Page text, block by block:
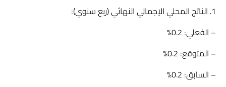
1. الناتج المحلي الإجمالي النهائي (ربع سنوي):
– الفعلي: 0.2%
– المتوقع: 0.2%
– السابق: 0.2%